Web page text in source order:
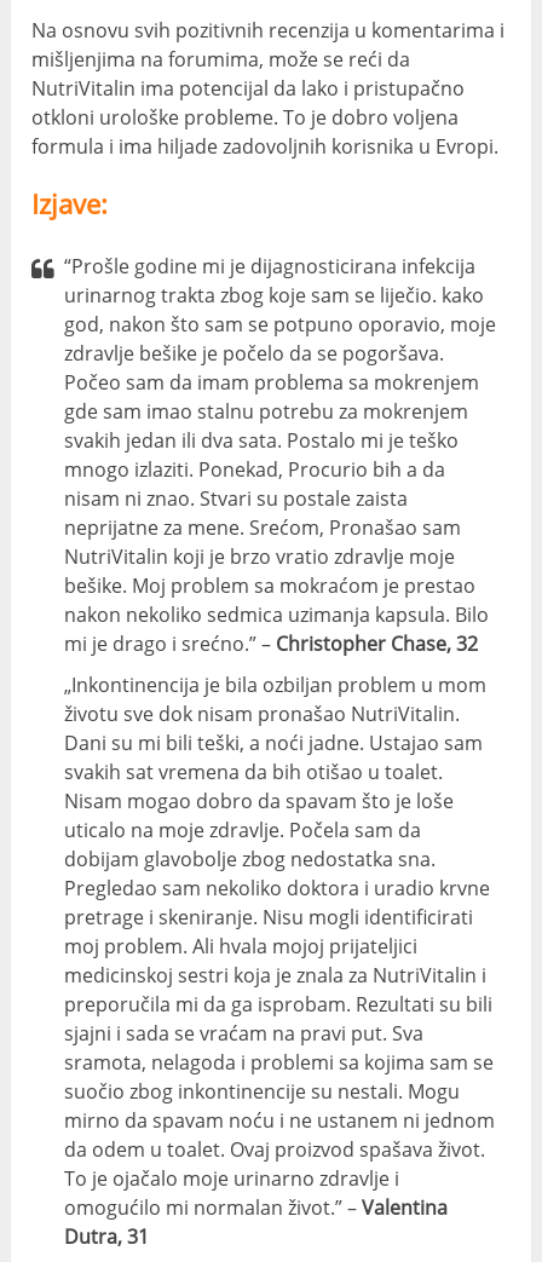
Na osnovu svih pozitivnih recenzija u komentarima i
mišljenjima na forumima, može se reći da
NutriVitalin ima potencijal da lako i pristupačno
otkloni urološke probleme. To je dobro voljena
formula i ima hiljade zadovoljnih korisnika u Evropi.
Izjave:
“Prošle godine mi je dijagnosticirana infekcija
urinarnog trakta zbog koje sam se liječio. kako
god, nakon što sam se potpuno oporavio, moje
zdravlje bešike je počelo da se pogoršava.
Počeo sam da imam problema sa mokrenjem
gde sam imao stalnu potrebu za mokrenjem
svakih jedan ili dva sata. Postalo mi je teško
mnogo izlaziti. Ponekad, Procurio bih a da
nisam ni znao. Stvari su postale zaista
neprijatne za mene. Srećom, Pronašao sam
NutriVitalin koji je brzo vratio zdravlje moje
bešike. Moj problem sa mokraćom je prestao
nakon nekoliko sedmica uzimanja kapsula. Bilo
mi je drago i srećno.” – Christopher Chase, 32
„Inkontinencija je bila ozbiljan problem u mom
životu sve dok nisam pronašao NutriVitalin.
Dani su mi bili teški, a noći jadne. Ustajao sam
svakih sat vremena da bih otišao u toalet.
Nisam mogao dobro da spavam što je loše
uticalo na moje zdravlje. Počela sam da
dobijam glavobolje zbog nedostatka sna.
Pregledao sam nekoliko doktora i uradio krvne
pretrage i skeniranje. Nisu mogli identificirati
moj problem. Ali hvala mojoj prijateljici
medicinskoj sestri koja je znala za NutriVitalin i
preporučila mi da ga isprobam. Rezultati su bili
sjajni i sada se vraćam na pravi put. Sva
sramota, nelagoda i problemi sa kojima sam se
suočio zbog inkontinencije su nestali. Mogu
mirno da spavam noću i ne ustanem ni jednom
da odem u toalet. Ovaj proizvod spašava život.
To je ojačalo moje urinarno zdravlje i
omogućilo mi normalan život.” –Valentina
Dutra, 31